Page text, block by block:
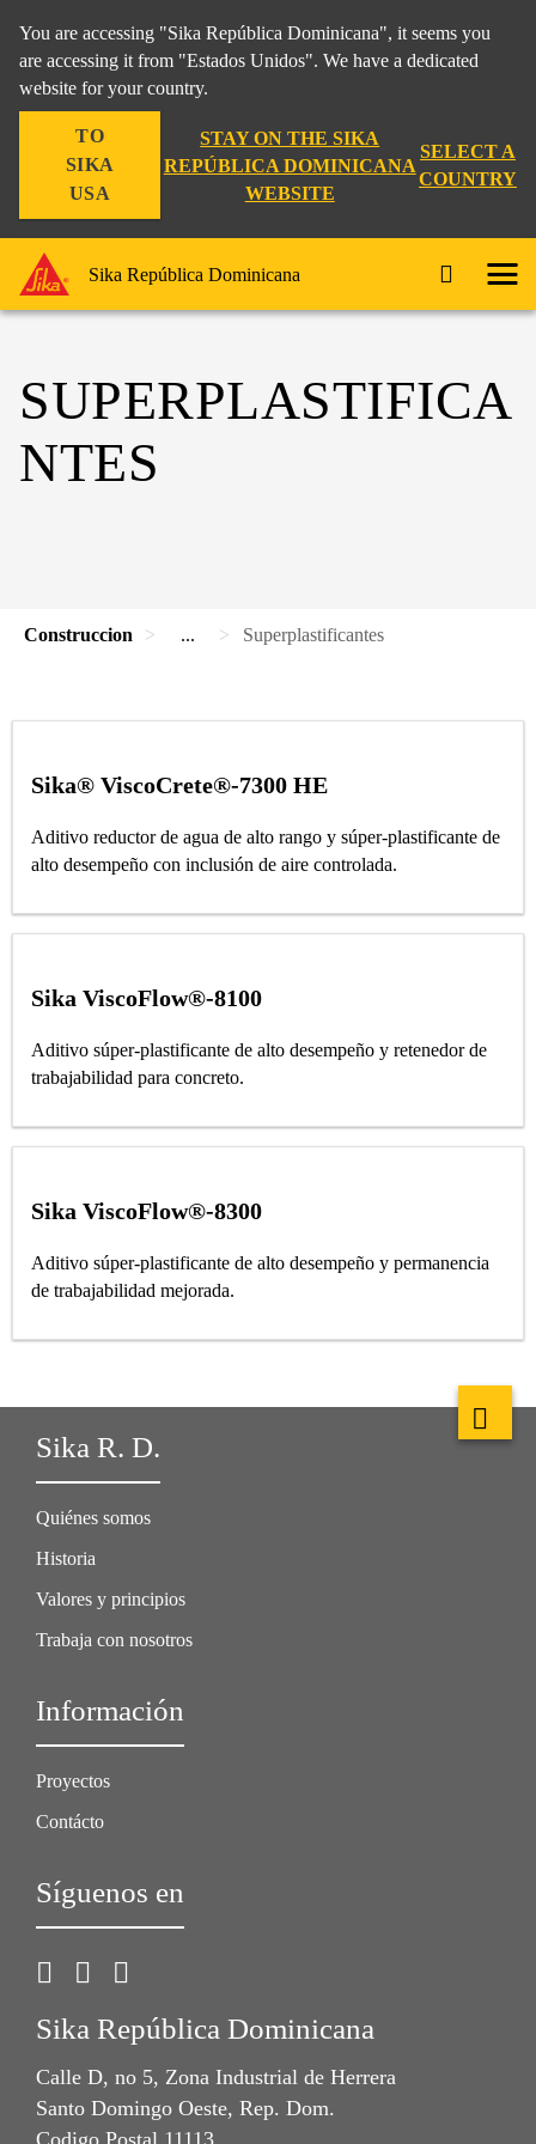
You are accessing "Sika República Dominicana", it seems you
are accessing it from "Estados Unidos". We have a dedicated
website for your country.
TO
SIKA
USA
STAY ON THE SIKA
REPÚBLICA DOMINICANA
WEBSITE
SELECT A
COUNTRY
Sika República Dominicana
SUPERPLASTIFICA
NTES
Construccion ... Superplastificantes
Sika® ViscoCrete®-7300 HE
Aditivo reductor de agua de alto rango y súper-plastificante de
alto desempeño con inclusión de aire controlada.
Sika ViscoFlow®-8100
Aditivo súper-plastificante de alto desempeño y retenedor de
trabajabilidad para concreto.
Sika ViscoFlow®-8300
Aditivo súper-plastificante de alto desempeño y permanencia
de trabajabilidad mejorada.
Sika R. D.
Quiénes somos
Historia
Valores y principios
Trabaja con nosotros
Información
Proyectos
Contácto
Síguenos en
Sika República Dominicana
Calle D, no 5, Zona Industrial de Herrera
Santo Domingo Oeste, Rep. Dom.